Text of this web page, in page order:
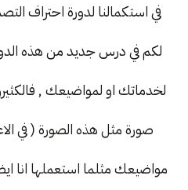
في استكمالنا لدورة احتراف
لكم في درس جديد من هذه
لخدماتك او لمواضيعك ,
صورة مثل هذه الصورة ( في
مواضيعك مثلما استعملها انا